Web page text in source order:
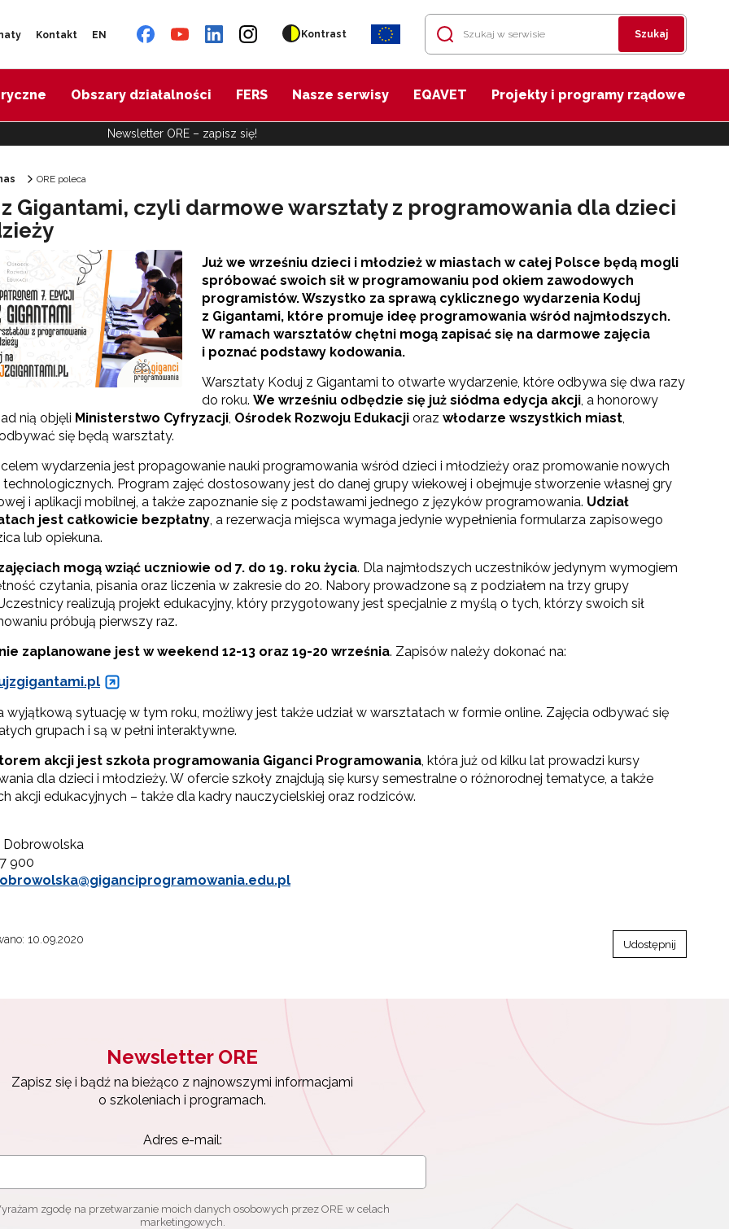
Kontakt EN Kontrast Szukaj
Obszary działalności FERS Nasze serwisy EQAVET Projekty i programy rządowe
Newsletter ORE – zapisz się!
Rozwoju Edukacji"
ORE poleca
Gigantami, czyli darmowe warsztaty z programowania dla dzieci
Już we wrześniu dzieci i młodzież w miastach w całej Polsce będą mogli
spróbować swoich sił w programowaniu pod okiem zawodowych
programistów. Wszystko za sprawą cyklicznego wydarzenia Koduj
z Gigantami, które promuje ideę programowania wśród najmłodszych.
W ramach warsztatów chętni mogą zapisać się na darmowe zajęcia
i poznać podstawy kodowania.
Warsztaty Koduj z Gigantami to otwarte wydarzenie, które odbywa się dwa razy
do roku. We wrześniu odbędzie się już siódma edycja akcji, a honorowy
nią objęli Ministerstwo Cyfryzacji, Ośrodek Rozwoju Edukacji oraz włodarze wszystkich miast,
się będą warsztaty.
wydarzenia jest propagowanie nauki programowania wśród dzieci i młodzieży oraz promowanie nowych
Program zajęć dostosowany jest do danej grupy wiekowej i obejmuje stworzenie własnej gry
i aplikacji mobilnej, a także zapoznanie się z podstawami jednego z języków programowania. Udział
jest całkowicie bezpłatny, a rezerwacja miejsca wymaga jedynie wypełnienia formularza zapisowego
lub opiekuna.
mogą wziąć uczniowie od 7. do 19. roku życia. Dla najmłodszych uczestników jedynym wymogiem
czytania, pisania oraz liczenia w zakresie do 20. Nabory prowadzone są z podziałem na trzy grupy
realizują projekt edukacyjny, który przygotowany jest specjalnie z myślą o tych, którzy swoich sił
próbują pierwszy raz.
zaplanowane jest w weekend 12-13 oraz 19-20 września. Zapisów należy dokonać na:
wyjątkową sytuację w tym roku, możliwy jest także udział w warsztatach w formie online. Zajęcia odbywać się
grupach i są w pełni interaktywne.
akcji jest szkoła programowania Giganci Programowania, która już od kilku lat prowadzi kursy
dla dzieci i młodzieży. W ofercie szkoły znajdują się kursy semestralne o różnorodnej tematyce, a także
akcji edukacyjnych – także dla kadry nauczycielskiej oraz rodziców.
Dobrowolska
900
10.09.2020 Udostępnij
Newsletter ORE
Zapisz się i bądź na bieżąco z najnowszymi informacjami
o szkoleniach i programach.
Adres e-mail:
zgodę na przetwarzanie moich danych osobowych przez ORE w celach
marketingowych.